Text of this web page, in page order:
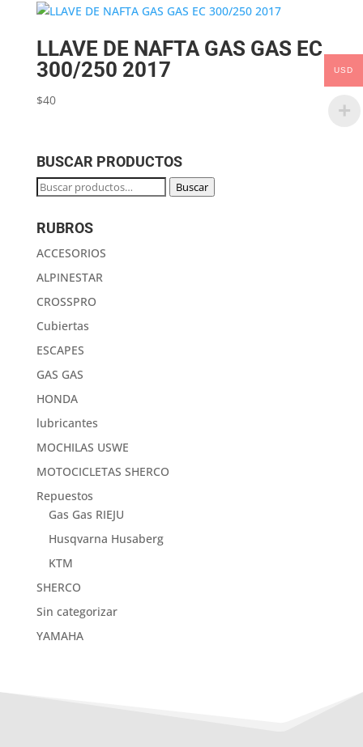
LLAVE DE NAFTA GAS GAS EC
300/250 2017
$40
BUSCAR PRODUCTOS
Buscar
Buscar
RUBROS
ACCESORIOS
ALPINESTAR
CROSSPRO
Cubiertas
ESCAPES
GAS GAS
HONDA
lubricantes
MOCHILAS USWE
MOTOCICLETAS SHERCO
Repuestos
Gas Gas RIEJU
Husqvarna Husaberg
KTM
SHERCO
Sin categorizar
YAMAHA
USD